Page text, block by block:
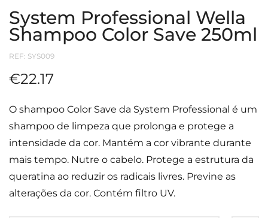
System Professional Wella
Shampoo Color Save 250ml
REF: SYS009
€22.17
O shampoo Color Save da System Professional é um
shampoo de limpeza que prolonga e protege a
intensidade da cor. Mantém a cor vibrante durante
mais tempo. Nutre o cabelo. Protege a estrutura da
queratina ao reduzir os radicais livres. Previne as
alterações da cor. Contém filtro UV.